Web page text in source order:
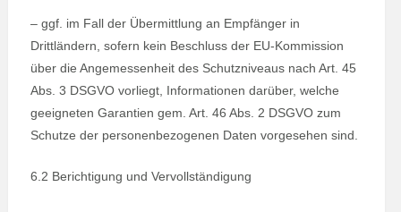
– ggf. im Fall der Übermittlung an Empfänger in
Drittländern, sofern kein Beschluss der EU-Kommission
über die Angemessenheit des Schutzniveaus nach Art. 45
Abs. 3 DSGVO vorliegt, Informationen darüber, welche
geeigneten Garantien gem. Art. 46 Abs. 2 DSGVO zum
Schutze der personenbezogenen Daten vorgesehen sind.
6.2 Berichtigung und Vervollständigung